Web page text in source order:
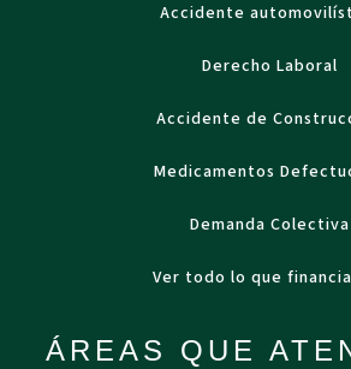
Accidente
Derecho Laboral
Accidente de
Medicamentos
Demanda Colectiva
Ver todo lo que
ÁREAS QUE